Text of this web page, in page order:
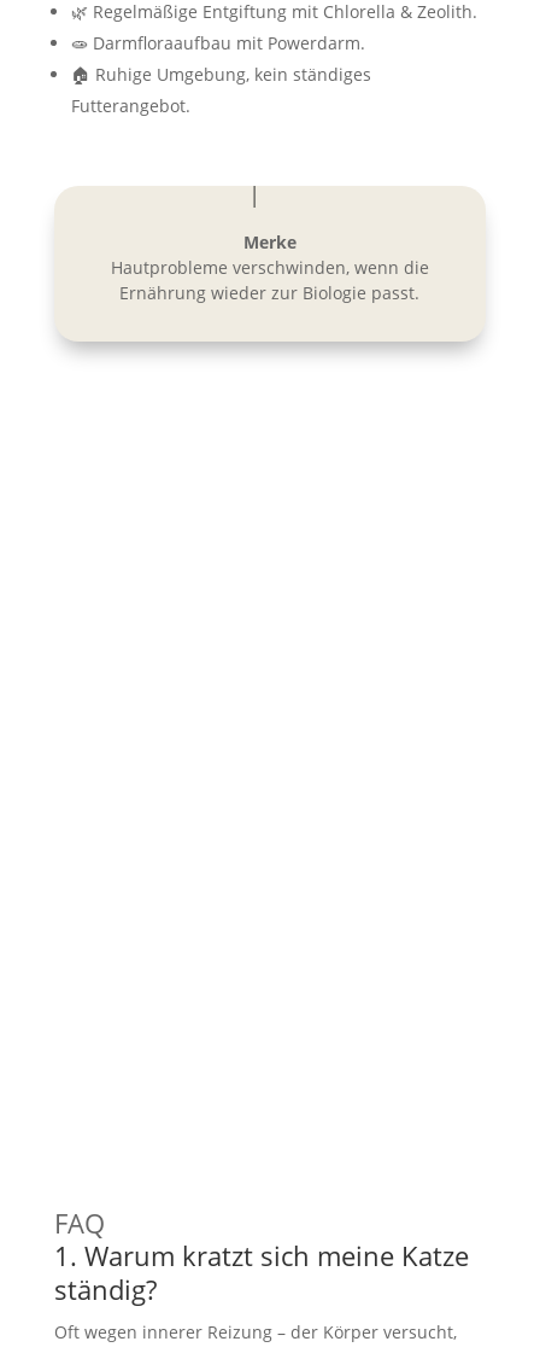
🌿 Regelmäßige Entgiftung mit Chlorella & Zeolith.
🧫 Darmfloraaufbau mit Powerdarm.
🏠 Ruhige Umgebung, kein ständiges
Futterangebot.
Merke
Hautprobleme verschwinden, wenn die
Ernährung wieder zur Biologie passt.
FAQ
1. Warum kratzt sich meine Katze
ständig?
Oft wegen innerer Reizung – der Körper versucht,